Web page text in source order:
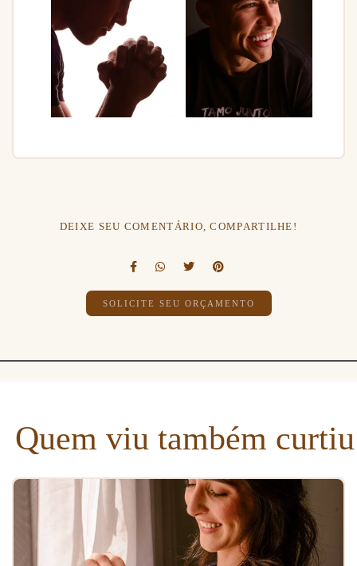
DEIXE SEU COMENTÁRIO, COMPARTILHE!
SOLICITE SEU ORÇAMENTO
Quem viu também curtiu